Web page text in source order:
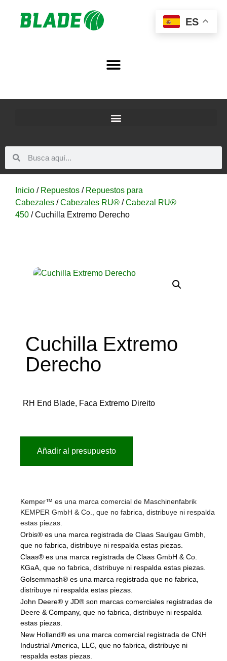
Inicio / Repuestos / Repuestos para
Cabezales /Cabezales RU® /Cabezal RU®
450 / Cuchilla Extremo Derecho
Cuchilla Extremo
Derecho
RH End Blade, Faca Extremo Direito
Añadir al presupuesto
Kemper™ es una marca comercial de Maschinenfabrik
KEMPER GmbH & Co., que no fabrica, distribuye ni respalda
estas piezas.
Orbis® es una marca registrada de Claas Saulgau Gmbh,
que no fabrica, distribuye ni respalda estas piezas.
Claas® es una marca registrada de Claas GmbH & Co.
KGaA, que no fabrica, distribuye ni respalda estas piezas.
Golsemmash® es una marca registrada que no fabrica,
distribuye ni respalda estas piezas.
John Deere® y JD® son marcas comerciales registradas de
Deere & Company, que no fabrica, distribuye ni respalda
estas piezas.
New Holland® es una marca comercial registrada de CNH
Industrial America, LLC, que no fabrica, distribuye ni
respalda estas piezas.
ES